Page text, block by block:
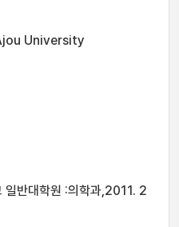
University
반대학원 :의학과,2011. 2